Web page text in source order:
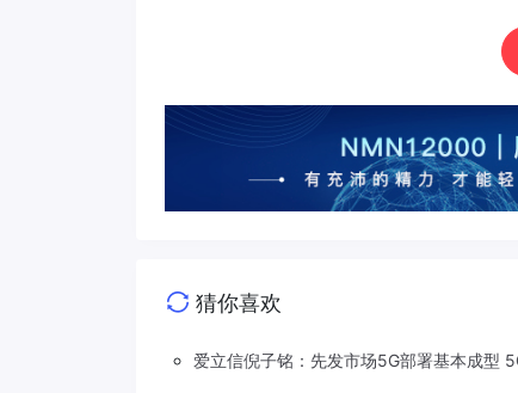
猜你喜欢
爱立信倪子铭：先发市场5G部署基本成型